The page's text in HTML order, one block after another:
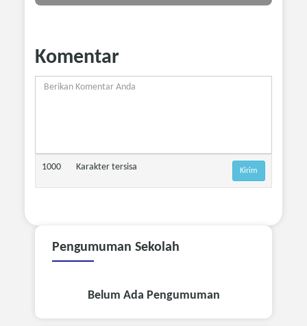
Komentar
1000 Karakter tersisa
Pengumuman Sekolah
Belum Ada Pengumuman